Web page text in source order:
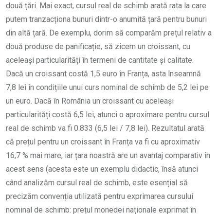
două țări. Mai exact, cursul real de schimb arată rata la care
putem tranzacționa bunuri dintr-o anumită țară pentru bunuri
din altă țară. De exemplu, dorim să comparăm prețul relativ a
două produse de panificație, să zicem un croissant, cu
aceleași particularități în termeni de cantitate și calitate.
Dacă un croissant costă 1,5 euro în Franța, asta înseamnă
7,8 lei în condițiile unui curs nominal de schimb de 5,2 lei pe
un euro. Dacă în România un croissant cu aceleași
particularități costă 6,5 lei, atunci o aproximare pentru cursul
real de schimb va fi 0.833 (6,5 lei / 7,8 lei). Rezultatul arată
că prețul pentru un croissant în Franța va fi cu aproximativ
16,7 % mai mare, iar țara noastră are un avantaj comparativ în
acest sens (acesta este un exemplu didactic, însă atunci
când analizăm cursul real de schimb, este esențial să
precizăm convenția utilizată pentru exprimarea cursului
nominal de schimb: prețul monedei naționale exprimat în